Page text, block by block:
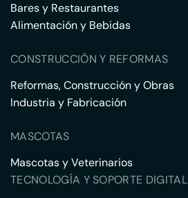
Bares y Restaurantes
Alimentación y Bebidas
CONSTRUCCIÓN Y REFORMAS
Reformas, Construcción y Obras
Industria y Fabricación
MASCOTAS
Mascotas y Veterinarios
TECNOLOGÍA Y SOPORTE DIGITAL